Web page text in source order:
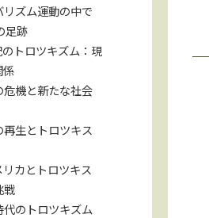
リズム運動の中で
足跡
トロツキズム：現
係
危機と新たな社会
再生とトロツキス
カとトロツキス
戦
代のトロツキズム